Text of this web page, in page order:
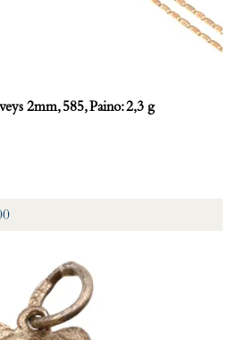
2mm, 585, Paino: 2,3 g